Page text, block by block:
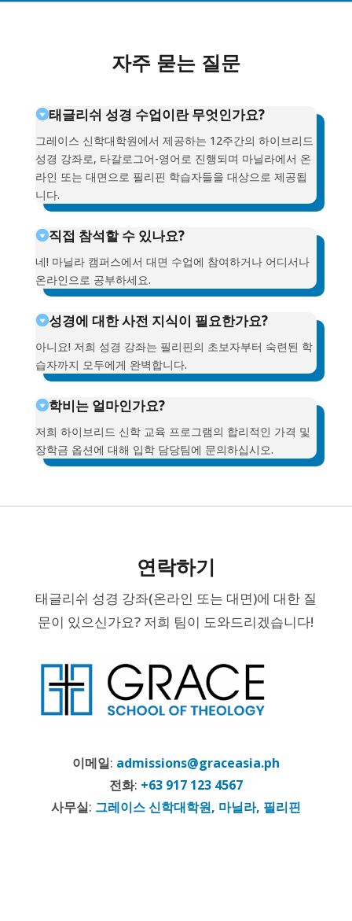
자주 묻는 질문
태글리쉬 성경 수업이란 무엇인가요?
그레이스 신학대학원에서 제공하는 12주간의 하이브리드
성경 강좌로, 타갈로그어-영어로 진행되며 마닐라에서 온
라인 또는 대면으로 필리핀 학습자들을 대상으로 제공됩
니다.
직접 참석할 수 있나요?
네! 마닐라 캠퍼스에서 대면 수업에 참여하거나 어디서나
온라인으로 공부하세요.
성경에 대한 사전 지식이 필요한가요?
아니요! 저희 성경 강좌는 필리핀의 초보자부터 숙련된 학
습자까지 모두에게 완벽합니다.
학비는 얼마인가요?
저희 하이브리드 신학 교육 프로그램의 합리적인 가격 및
장학금 옵션에 대해 입학 담당팀에 문의하십시오.
연락하기
태글리쉬 성경 강좌(온라인 또는 대면)에 대한 질
문이 있으신가요? 저희 팀이 도와드리겠습니다!
이메일: admissions@graceasia.ph
전화: +63 917 123 4567
사무실: 그레이스 신학대학원, 마닐라, 필리핀